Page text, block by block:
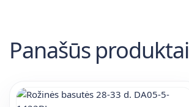
Panašūs produktai